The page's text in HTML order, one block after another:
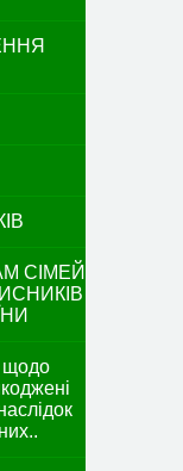
СІМЕЙ
щодо